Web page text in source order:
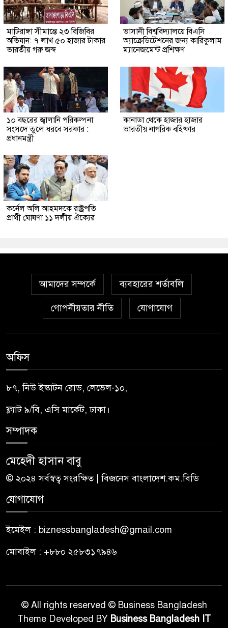
মাটিরাঙ্গা সীমান্তে ২৩ বিজিবির
অভিযান: ৭ লাখ ৫০ হাজার টাকার
ভারতীয় গরু জব্দ
ভাসানী বিশ্ববিদ্যালয়ে বিএসি
অ্যাক্রেডিটেশনের জন্য কারিকুলাম
ম্যানেজমেন্ট প্রশিক্ষণ
১০ বছরের জ্বালানি পরিকল্পনা
সংসদে তুলে ধরবে সরকার :
প্রধানমন্ত্রী
কানাডা থেকে হাজার হাজার
ভারতীয় নাগরিক বহিষ্কার
কর্নেল অলি আহমদকে রাষ্ট্রপতি
প্রার্থী ঘোষণা ১১ দলীয় ঐক্যের
আমাদের সম্পর্কে ব্যবহারের শর্তাবলি
গোপনীয়তার নীতি যোগাযোগ
অফিস
৮৭, নিউ ইস্কাটন রোড, লেভেল-১০,
ফ্ল্যাট ৯/বি, এসি মার্কেট, ঢাকা।
সম্পাদক
মেহেদী হাসান বাবু
© ২০২৪ সর্বস্বত্ব সংরক্ষিত | বিজনেস বাংলাদেশ.কম.বিডি
যোগাযোগ
ইমেইল : biznessbangladesh@gmail.com
মোবাইল : +৮৮০ ২৫৮৩১৭৯৪৬
© All rights reserved © Business Bangladesh
Theme Developed BY Business Bangladesh IT